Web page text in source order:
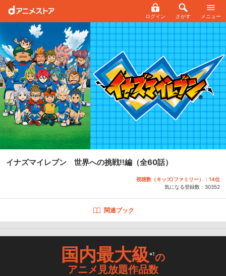
ログイン さがす メニュー
イナズマイレブン 世界への挑戦!!編 （全60話）
視聴数（キッズ/ファミリー）：14位
気になる登録数： 30352
関連ブック
国内最大級※1の
アニメ見放題作品数